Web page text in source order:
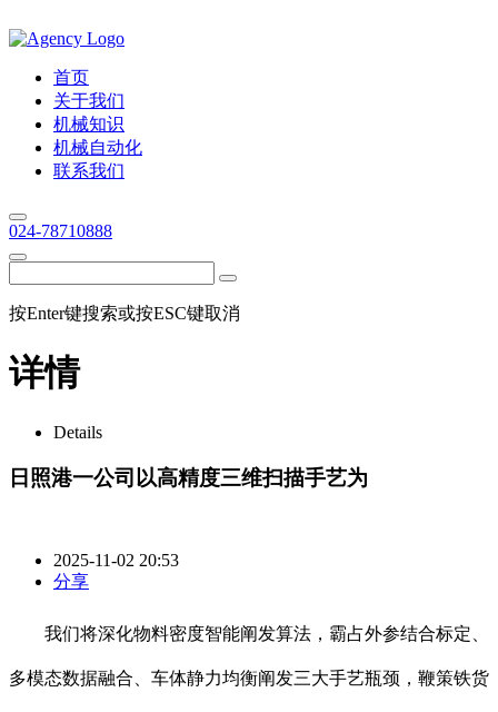
首页
关于我们
机械知识
机械自动化
联系我们
024-78710888
按Enter键搜索或按ESC键取消
详情
Details
日照港一公司以高精度三维扫描手艺为
2025-11-02 20:53
分享
我们将深化物料密度智能阐发算法，霸占外参结合标定、
多模态数据融合、车体静力均衡阐发三大手艺瓶颈，鞭策铁货